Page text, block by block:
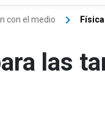
con el medio keyboard_arrow_right
las